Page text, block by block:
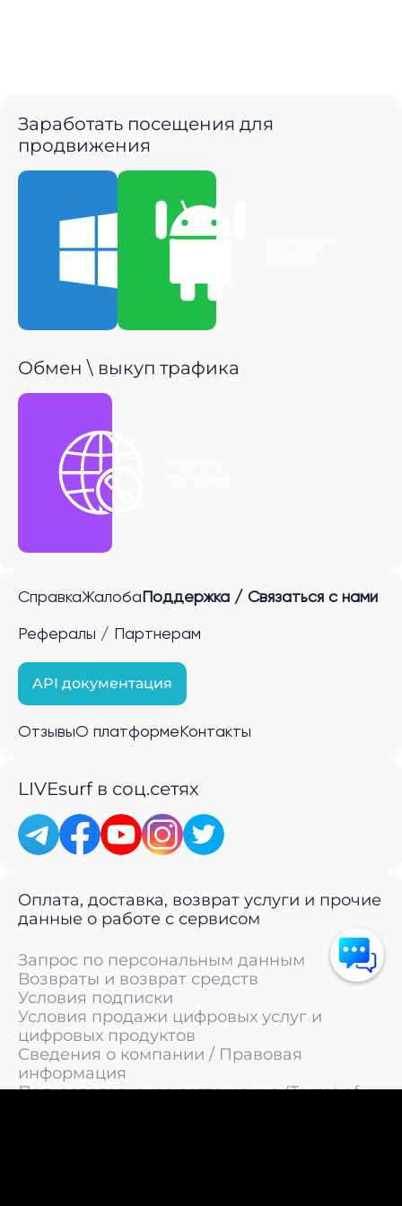
Заработать посещения для
продвижения
Скачать для
Обмен \ выкуп трафика
СправкаЖалоба Поддержка / Связаться с нами
Рефералы / Партнерам
API документация
ОтзывыО платформе Контакты
LIVEsurf в соц.сетях
Оплата, доставка, возврат услуги и прочие
данные о работе с сервисом
Запрос по персональным данным
Возвраты и возврат средств
Условия подписки
Условия продажи цифровых услуг и
цифровых продуктов
Сведения о компании / Правовая
информация
Пользовательское соглашение (Terms of